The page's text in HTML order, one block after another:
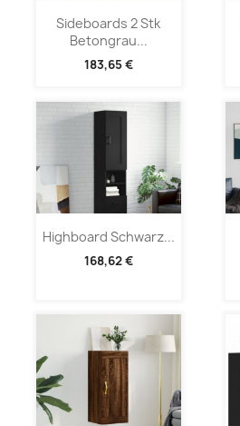
Sideboards 2 Stk
Betongrau...
183,65 €
Highboard Schwarz...
168,62 €